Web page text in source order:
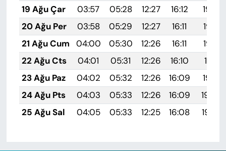
19 Ağu Çar
03:57 05:28 12:27 16:12
19:16
20 Ağu Per
03:58 05:29 12:27 16:11
19:14
21 Ağu Cum
04:00 05:30 12:26 16:11
19:13
22 Ağu Cts
04:01 05:31 12:26 16:10
19:11
23 Ağu Paz
04:02 05:32 12:26 16:09
19:10
24 Ağu Pts
04:03 05:33 12:26 16:09
19:09
25 Ağu Sal
04:05 05:33 12:25 16:08 19:07